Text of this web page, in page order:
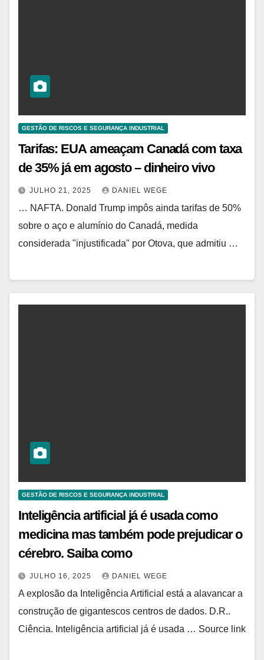
GESTÃO DE RISCOS E SEGURANÇA INDUSTRIAL
Tarifas: EUA ameaçam Canadá com taxa
de 35% já em agosto – dinheiro vivo
JULHO 21, 2025 DANIEL WEGE
… NAFTA. Donald Trump impôs ainda tarifas de 50%
sobre o aço e alumínio do Canadá, medida
considerada "injustificada" por Otova, que admitiu …
GESTÃO DE RISCOS E SEGURANÇA INDUSTRIAL
Inteligência artificial já é usada como
medicina mas também pode prejudicar o
cérebro. Saiba como
JULHO 16, 2025 DANIEL WEGE
A explosão da Inteligência Artificial está a alavancar a
construção de gigantescos centros de dados. D.R..
Ciência. Inteligência artificial já é usada … Source link